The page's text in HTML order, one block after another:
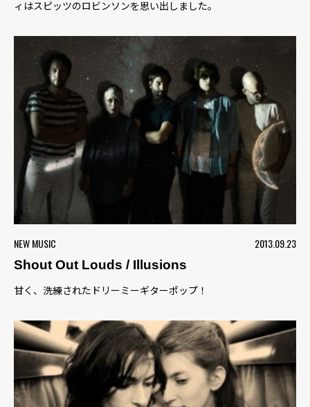
ィはスピッツのロビンソンを思い出しました。
NEW MUSIC
2013.09.23
Shout Out Louds / Illusions
甘く、洗練されたドリーミーギターポップ！